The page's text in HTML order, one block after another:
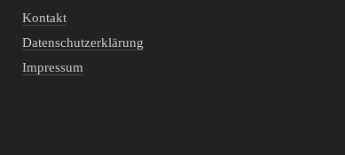
Kontakt
Datenschutzerklärung
Impressum